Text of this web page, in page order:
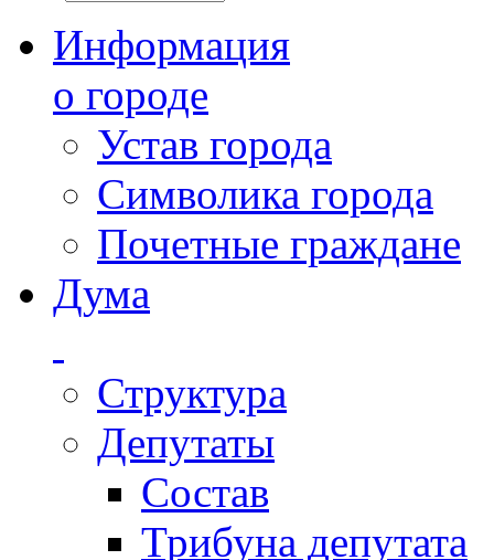
Информация
о городе
Устав города
Символика города
Почетные граждане
Дума
Структура
Депутаты
Состав
Трибуна депутата